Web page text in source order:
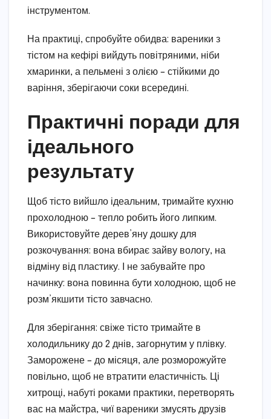
інструментом.
На практиці, спробуйте обидва: вареники з
тістом на кефірі вийдуть повітряними, ніби
хмаринки, а пельмені з олією – стійкими до
варіння, зберігаючи соки всередині.
Практичні поради для
ідеального
результату
Щоб тісто вийшло ідеальним, тримайте кухню
прохолодною – тепло робить його липким.
Використовуйте дерев’яну дошку для
розкочування: вона вбирає зайву вологу, на
відміну від пластику. І не забувайте про
начинку: вона повинна бути холодною, щоб не
розм’якшити тісто завчасно.
Для зберігання: свіже тісто тримайте в
холодильнику до 2 днів, загорнутим у плівку.
Заморожене – до місяця, але розморожуйте
повільно, щоб не втратити еластичність. Ці
хитрощі, набуті роками практики, перетворять
вас на майстра, чиї вареники змусять друзів